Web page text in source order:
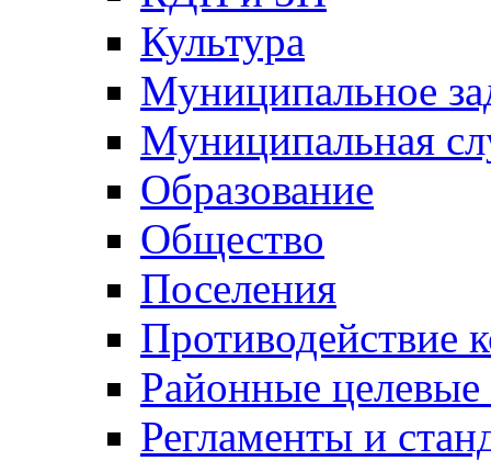
Культура
Муниципальное
Муниципальная
Образование
Общество
Поселения
Противодействие
Районные
Регламенты и